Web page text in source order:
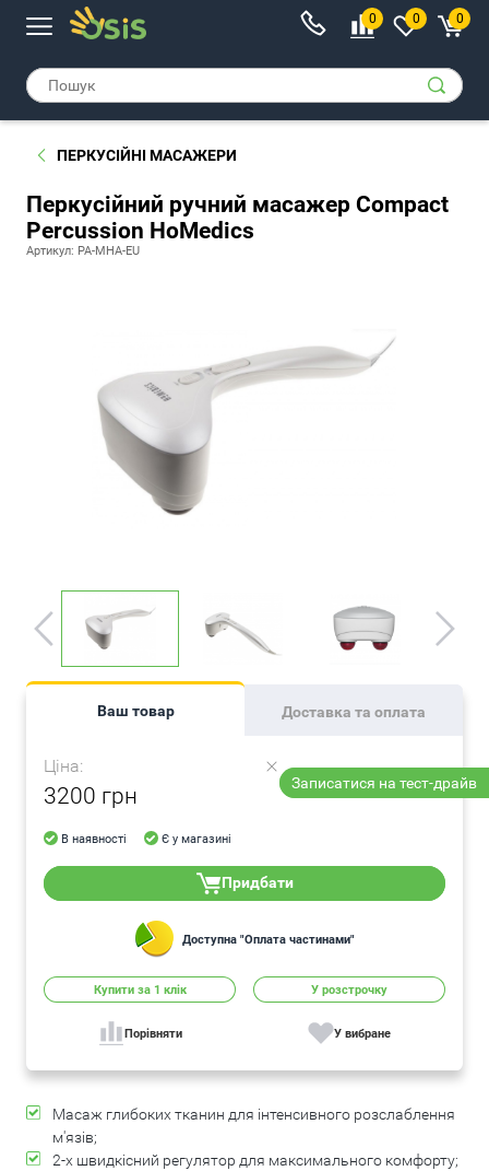
0 0 0
ПЕРКУСІЙНІ МАСАЖЕРИ
Перкусійний ручний масажер Compact
Percussion HoMedics
Артикул: PA-MHA-EU
Ваш товар Доставка та оплата
Ціна:
3200 грн
В наявності Є у магазині
Придбати
Доступна "Оплата частинами"
Купити за 1 клiк У розстрочку
Порівняти У вибране
Масаж глибоких тканин для інтенсивного розслаблення
м'язів;
2-х швидкісний регулятор для максимального комфорту;
Записатися на тест-драйв